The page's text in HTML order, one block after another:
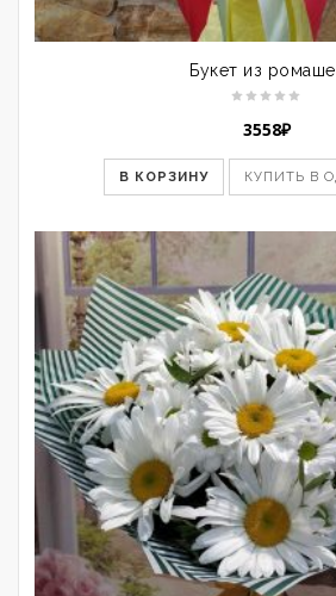
Букет из
3558₽
В КОРЗИНУ КУПИТЬ В